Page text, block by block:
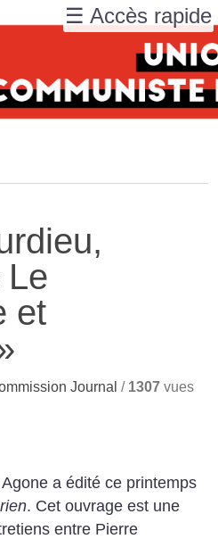
Le
et
Journal / 1307 vues
a édité ce printemps
. Cet ouvrage est une
entre Pierre
☰ Accès rapide